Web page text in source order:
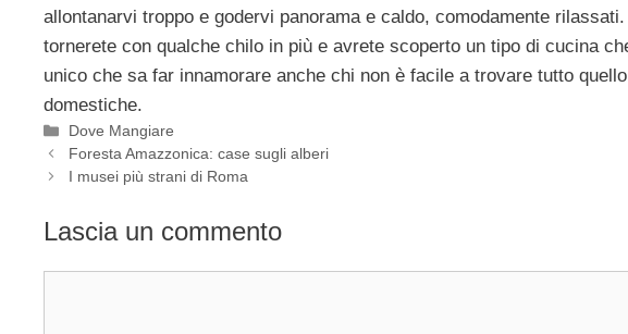
allontanarvi troppo e godervi panorama e caldo, comodamente
tornerete con qualche chilo in più e avrete scoperto un tipo di cucina
unico che sa far innamorare anche chi non è facile a trovare tutto
domestiche.
Categorie
Dove Mangiare
Foresta Amazzonica: case sugli alberi
I musei più strani di Roma
Lascia un commento